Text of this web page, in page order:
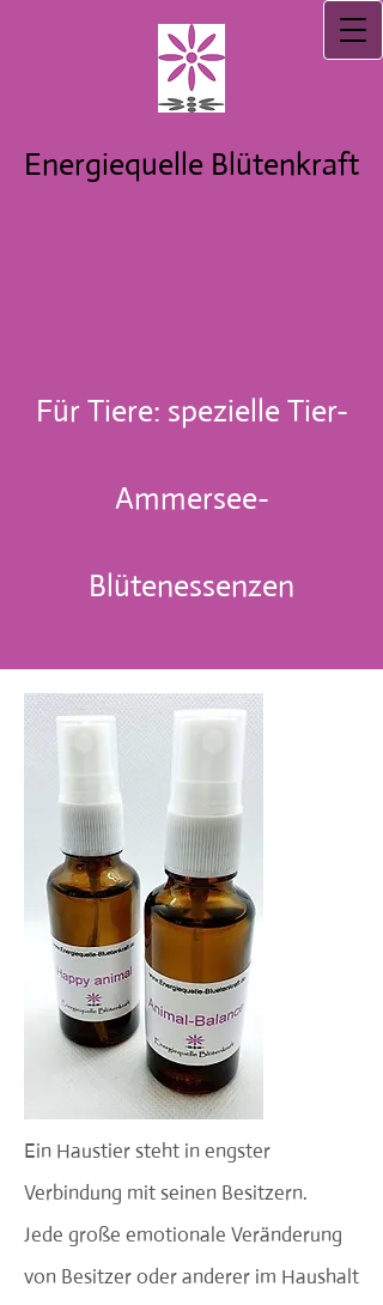
Energiequelle Blütenkraft
Für Tiere: spezielle Tier-
Ammersee-
Blütenessenzen
Ein Haustier steht in engster
Verbindung mit seinen Besitzern.
Jede große emotionale Veränderung
von Besitzer oder anderer im Haushalt